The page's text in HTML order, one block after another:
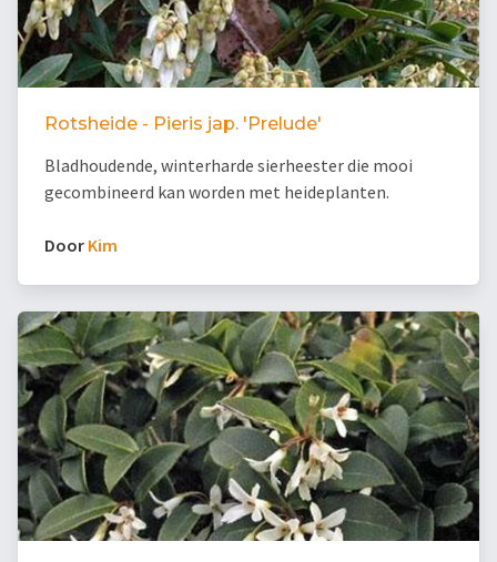
Rotsheide - Pieris jap. 'Prelude'
Bladhoudende, winterharde sierheester die mooi
gecombineerd kan worden met heideplanten.
Door Kim